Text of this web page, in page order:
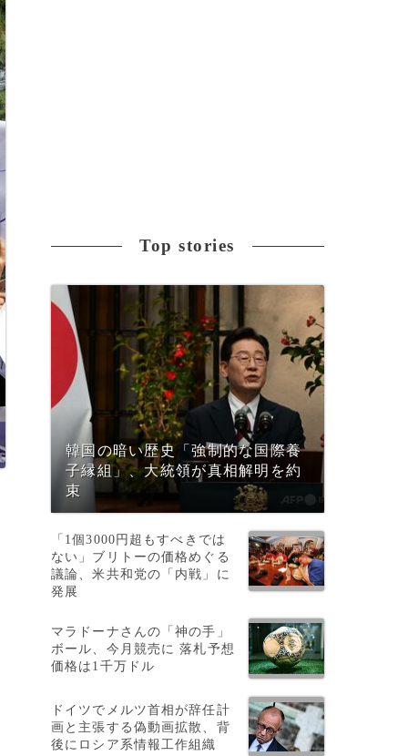
Top stories
韓国の暗い歴史「強制的な国際養
子縁組」、大統領が真相解明を約
束
「1個3000円超もすべきでは
ない」ブリトーの価格めぐる
議論、米共和党の「内戦」に
発展
マラドーナさんの「神の手」
ボール、今月競売に 落札予想
価格は1千万ドル
ドイツでメルツ首相が辞任計
画と主張する偽動画拡散、背
後にロシア系情報工作組織